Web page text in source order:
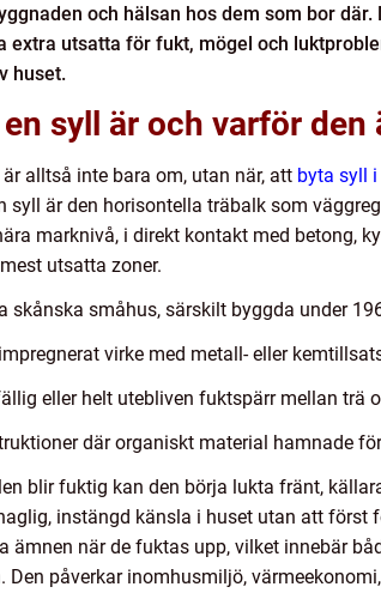
och hälsan hos dem som bor
extra utsatta för fukt, mögel och
huset.
syll är och varför
är alltså inte bara om, utan när, att byta syll i
syll är den horisontella träbalk som
marknivå, i direkt kontakt med betong,
utsatta zoner.
skånska småhus, särskilt byggda under
virke med metall- eller
eller helt utebliven fuktspärr mellan trä
där organiskt material hamnade
blir fuktig kan den börja lukta fränt,
instängd känsla i huset utan att först
ämnen när de fuktas upp, vilket innebär
Den påverkar inomhusmiljö,